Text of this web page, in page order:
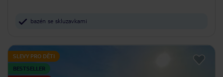
bazén se skluzavkami
SLEVY PRO DĚTI
BESTSELLER